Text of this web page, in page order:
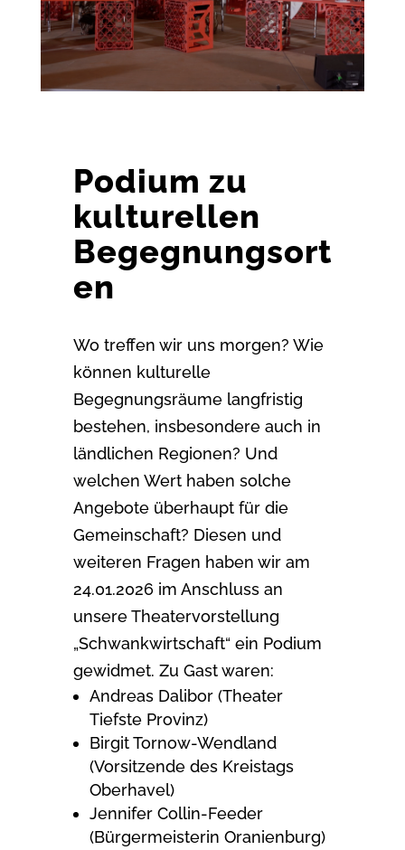
Podium zu
kulturellen
Begegnungsort
en
Wo treffen wir uns morgen? Wie
können kulturelle
Begegnungsräume langfristig
bestehen, insbesondere auch in
ländlichen Regionen? Und
welchen Wert haben solche
Angebote überhaupt für die
Gemeinschaft? Diesen und
weiteren Fragen haben wir am
24.01.2026 im Anschluss an
unsere Theatervorstellung
„Schwankwirtschaft“ ein Podium
gewidmet. Zu Gast waren:
Andreas Dalibor (Theater
Tiefste Provinz)
Birgit Tornow-Wendland
(Vorsitzende des Kreistags
Oberhavel)
Jennifer Collin-Feeder
(Bürgermeisterin Oranienburg)